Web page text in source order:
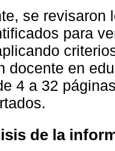
se
para
docente en
4 a 32
de la